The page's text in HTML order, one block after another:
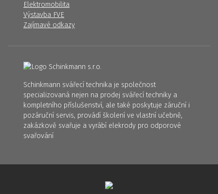
Elektromobilita
Výstavba FVE
Zajímavé odkazy
Schinkmann svářecí technika je společnost
specializovaná nejen na prodej svářecí techniky a
kompletního příslušenství, ale také poskytuje záruční i
pozáruční servis, provádí školení ve vlastní učebně,
zakázkově svařuje a vyrábí elekrody pro odporové
svařování